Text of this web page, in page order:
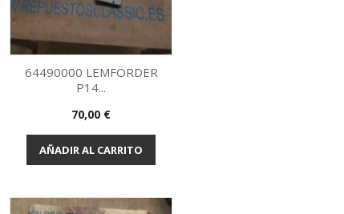
Vista rápida
64490000 LEMFÖRDER
P14...
Precio
70,00 €
AÑADIR AL CARRITO